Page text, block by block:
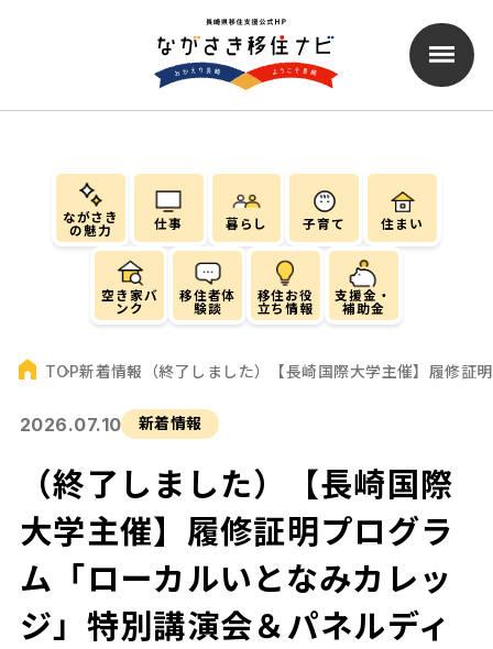
ながさき
の魅力
仕事 暮らし 子育て 住まい
空き家バ
ンク
移住者体
験談
移住お役
立ち情報
支援金・
補助金
TOP新着情報 （終了しました）【長崎国際大学主催】履修証
2026.07.10 新着情報
（終了しました）【長崎国際
大学主催】履修証明プログラ
ム「ローカルいとなみカレッ
ジ」特別講演会＆パネルディ